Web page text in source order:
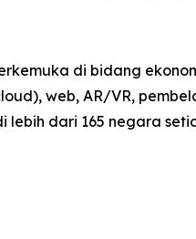
di bidang
web, AR/VR,
lebih dari 165 negara